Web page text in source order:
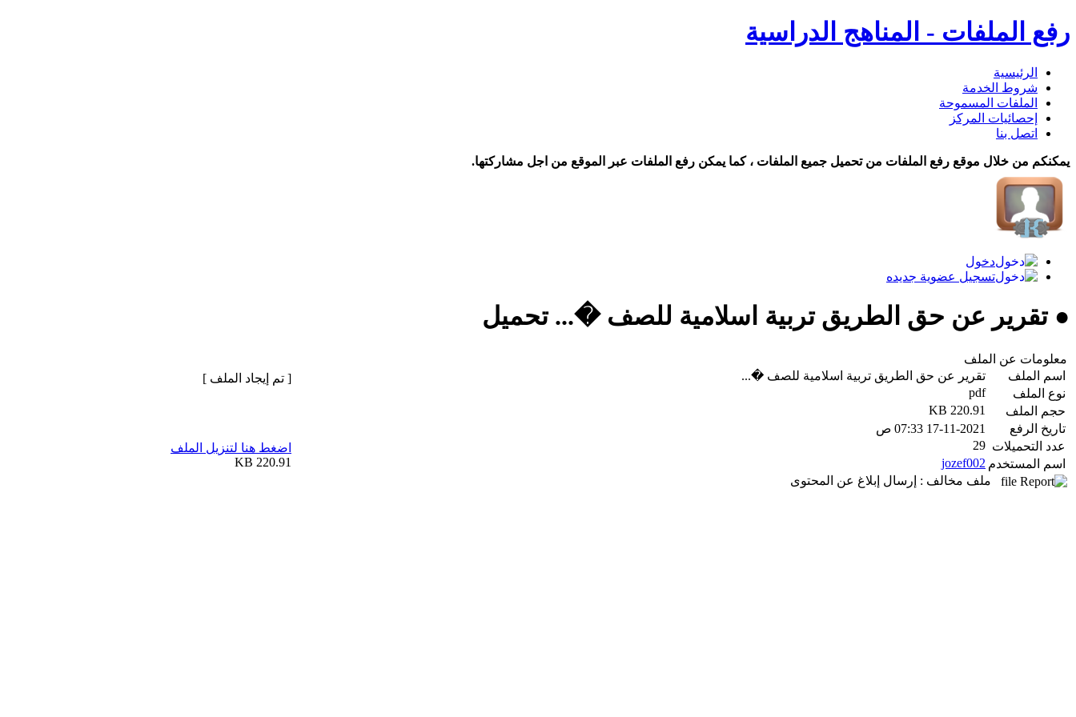
رفع الملفات - المناهج الدراسية
الرئيسية
شروط الخدمة
الملفات المسموحة
إحصائيات المركز
اتصل بنا
يمكنكم من خلال موقع رفع الملفات من تحميل جميع الملفات ، كما يمكن رفع الملفات عبر الموقع من اجل مشاركتها.
دخول
تسجيل عضوية جديده
● تقرير عن حق الطريق تربية اسلامية للصف �... تحميل
معلومات عن الملف
اسم الملف
تقرير عن حق الطريق تربية اسلامية للصف �...
نوع الملف
pdf
حجم الملف
220.91 KB
تاريخ الرفع
17-11-2021 07:33 ص
عدد التحميلات 29
اسم المستخدم jozef002
ملف مخالف : إرسال إبلاغ عن المحتوى
[ تم إيجاد الملف ]
اضغط هنا لتنزيل الملف
220.91 KB